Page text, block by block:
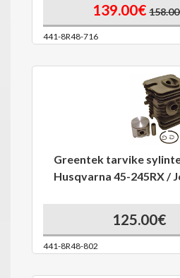
139.00€
441-8R48-716
Greentek tarvike
Husqvarna 45-245RX /
125.00€
441-8R48-802